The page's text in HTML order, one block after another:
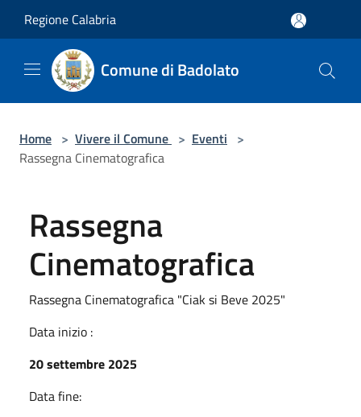
Regione Calabria
Comune di Badolato
Home > Vivere il Comune > Eventi >
Rassegna Cinematografica
Rassegna
Cinematografica
Rassegna Cinematografica "Ciak si Beve 2025"
Data inizio :
20 settembre 2025
Data fine: